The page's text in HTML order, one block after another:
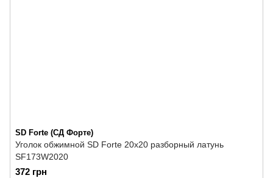
SD Forte (СД Форте)
Уголок обжимной SD Forte 20х20 разборный латунь
SF173W2020
372 грн